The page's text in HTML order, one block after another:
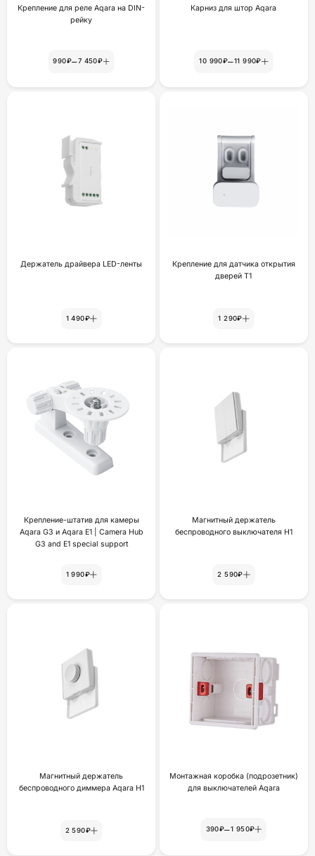
Крепление для реле Aqara на DIN-
рейку
990₽–7 450₽
Карниз для штор Aqara
10 990₽–11 990₽
Держатель драйвера LED-ленты
1 490₽
Крепление для датчика открытия
дверей Т1
1 290₽
Крепление-штатив для камеры
Aqara G3 и Aqara E1 | Camera Hub
G3 and E1 special support
1 990₽
Магнитный держатель
беспроводного выключателя H1
2 590₽
Магнитный держатель
беспроводного диммера Aqara H1
2 590₽
Монтажная коробка (подрозетник)
для выключателей Aqara
390₽–1 950₽